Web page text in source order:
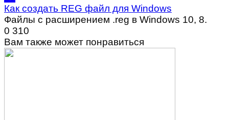
Как создать REG файл для Windows
Файлы с расширением .reg в Windows 10, 8.
0 310
Вам также может понравиться